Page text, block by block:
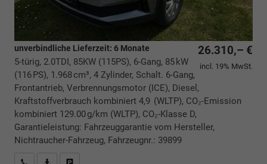
26.310,– €
incl. 19% MwSt.
unverbindliche Lieferzeit: 6 Monate
5-türig, 2.0TDI, 85KW (115PS), 6-Gang, 85 kW
(116 PS), 1.968 cm³, 4 Zylinder, Schalt. 6-Gang,
Frontantrieb, Verbrennungsmotor (ICE), Diesel,
Kraftstoffverbrauch kombiniert 4,9 (WLTP), CO₂-Emission
kombiniert 129.00 g/km (WLTP), CO₂-Klasse D,
Garantieleistung: Fahrzeuggarantie vom Hersteller,
Nichtraucher-Fahrzeug, Fahrzeugnr.: 39899
Rückrufbitte absenden
PDF-Datei, Fahrzeugexposé drucken